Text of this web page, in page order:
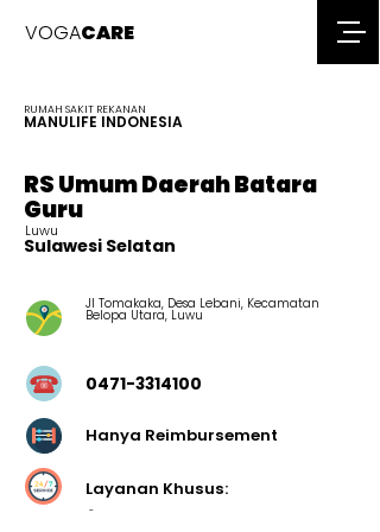
VOGACARE
RUMAH SAKIT REKANAN
MANULIFE INDONESIA
RS Umum Daerah Batara
Guru
Luwu
Sulawesi Selatan
Jl Tomakaka, Desa Lebani, Kecamatan
Belopa Utara, Luwu
0471-3314100
Hanya Reimbursement
Layanan Khusus:
-